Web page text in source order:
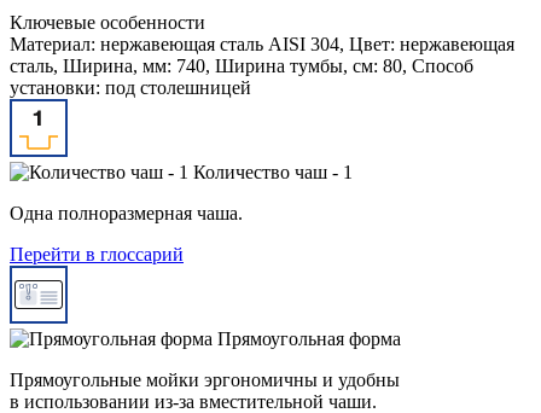
Ключевые особенности
Материал: нержавеющая сталь AISI 304, Цвет: нержавеющая
сталь, Ширина, мм: 740, Ширина тумбы, см: 80, Способ
установки: под столешницей
Количество чаш - 1
Одна полноразмерная чаша.
Перейти в глоссарий
Прямоугольная форма
Прямоугольные мойки эргономичны и удобны
в использовании из-за вместительной чаши.